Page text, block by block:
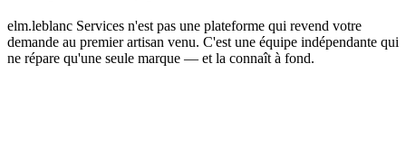
elm.leblanc Services n'est pas une plateforme qui revend votre
demande au premier artisan venu. C'est une équipe indépendante qui
ne répare qu'une seule marque — et la connaît à fond.